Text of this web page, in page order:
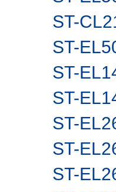
ST-
ST-
ST-
ST-
ST-
ST-
ST-